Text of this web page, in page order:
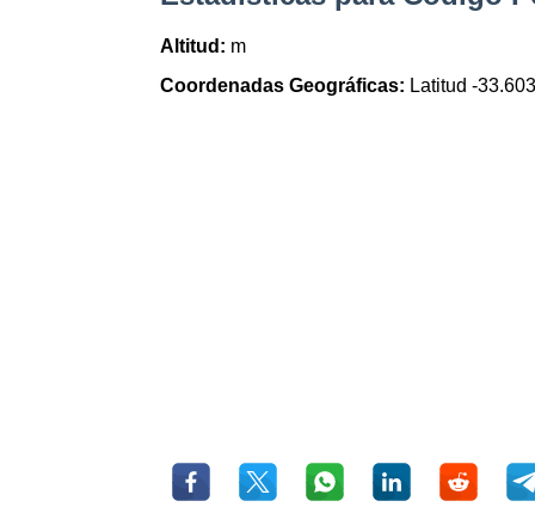
Altitud: m
Coordenadas Geográficas: Latitud -